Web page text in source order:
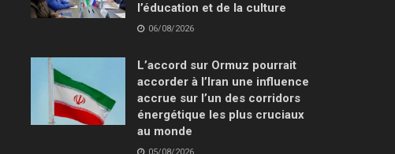
l’éducation et de la culture
06/08/2026
L’accord sur Ormuz pourrait
accorder à l’Iran une influence
accrue sur l’un des corridors
énergétique les plus cruciaux
au monde